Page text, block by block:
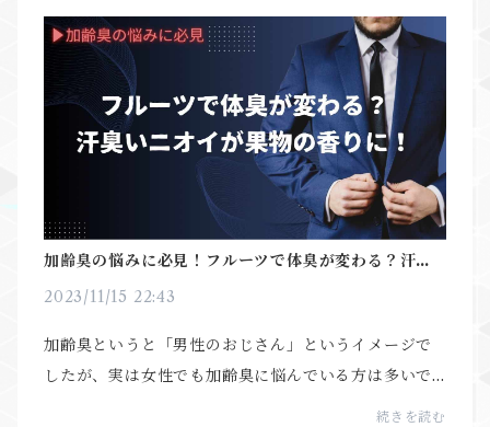
加齢臭の悩みに必見！フルーツで体臭が変わる？汗臭
2023/11/15 22:43
加齢臭というと「男性のおじさん」というイメージで
したが、実は女性でも加齢臭に悩んでいる方は多いで
す。また、体臭は夏だけでなく、冬場も体臭がキツく
続きを読む